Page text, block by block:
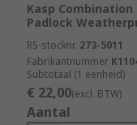
Kasp
Padlock
RS-stocknr. 273-5011
Fabrikantnummer
Subtotaal (1 eenheid)
€ 22,00(excl. BTW)
Aantal